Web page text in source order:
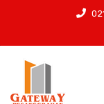
content